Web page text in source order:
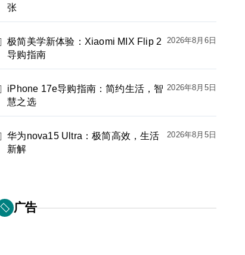
张
极简美学新体验：Xiaomi MIX Flip 2
导购指南
2026年8月6日
iPhone 17e导购指南：简约生活，智
慧之选
2026年8月5日
华为nova15 Ultra：极简高效，生活
新解
2026年8月5日
广告